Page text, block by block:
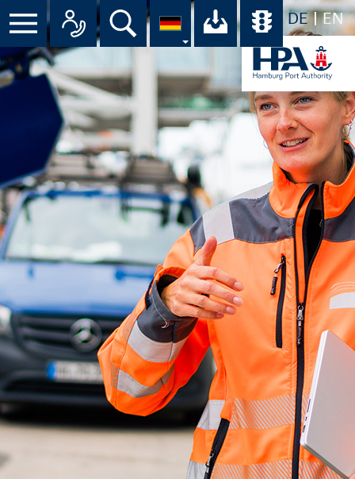
DE EN
Menü Alle Ansprechpartner im
Suche Ihr Download-